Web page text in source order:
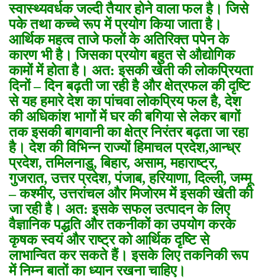
स्वास्थ्यवर्धक जल्दी तैयार होने वाला फल है। जिसे
पके तथा कच्चे रूप में प्रयोग किया जाता है।
आर्थिक महत्व ताजे फलों के अतिरिक्त पपेन के
कारण भी है। जिसका प्रयोग बहुत से औद्योगिक
कामों में होता है। अत: इसकी खेती की लोकप्रियता
दिनों – दिन बढ़ती जा रही है और क्षेत्रफल की दृष्टि
से यह हमारे देश का पांचवा लोकप्रिय फल है, देश
की अधिकांश भागों में घर की बगिया से लेकर बागों
तक इसकी बागवानी का क्षेत्र निरंतर बढ़ता जा रहा
है। देश की विभिन्न राज्यों हिमाचल प्रदेश,आन्ध्र
प्रदेश, तमिलनाडु, बिहार, असाम, महाराष्ट्र,
गुजरात, उत्तर प्रदेश, पंजाब, हरियाणा, दिल्ली, जम्मू
– कश्मीर, उत्तरांचल और मिजोरम में इसकी खेती की
जा रही है। अत: इसके सफल उत्पादन के लिए
वैज्ञानिक पद्धति और तकनीकों का उपयोग करके
कृषक स्वयं और राष्ट्र को आर्थिक दृष्टि से
लाभान्वित कर सकते हैं। इसके लिए तकनिकी रूप
में निम्न बातों का ध्यान रखना चाहिए।